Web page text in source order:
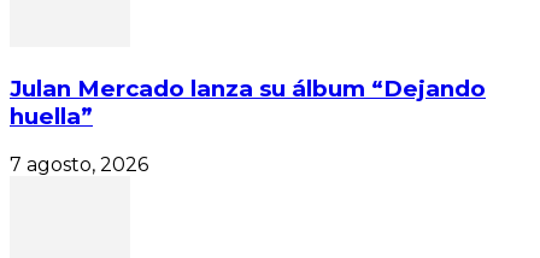
Julan Mercado lanza su álbum “Dejando
huella”
7 agosto, 2026